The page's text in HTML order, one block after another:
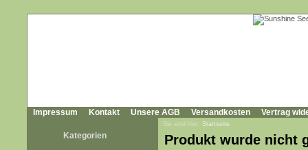
Impressum Kontakt Unsere AGB Versandkosten Vertrag
Kategorien
Sie sind hier: Startseite
Produkt wurde nicht